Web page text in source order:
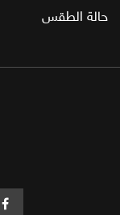
حالة الطقس